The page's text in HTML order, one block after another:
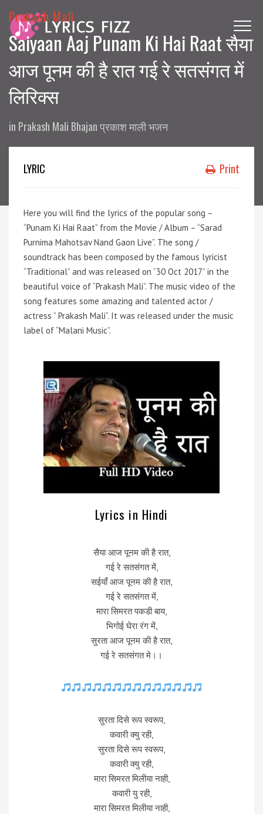
Prakash Mali
Saiyaan Aaj Punam Ki Hai Raat सैया
आज पूनम की है रात गई रे सतसंगत में
लिरिक्स
in Prakash Mali Bhajan प्रकाश माली भजन
LYRIC Print
Here you will find the lyrics of the popular song –
“Punam Ki Hai Raat” from the Movie / Album – “Sarad
Purnima Mahotsav Nand Gaon Live”. The song /
soundtrack has been composed by the famous lyricist
“Traditional” and was released on “30 Oct 2017” in the
beautiful voice of “Prakash Mali”. The music video of the
song features some amazing and talented actor /
actress ” Prakash Mali”. It was released under the music
label of “Malani Music”.
Lyrics in Hindi
सैया आज पूनम की है रात,
गई रे सतसंगत में,
सईयाँ आज पूनम की है रात,
गई रे सतसंगत में,
मारा सिमरत पकडी बाय,
भिगोई घेरा रंग में,
सुरता आज पूनम की है रात,
गई रे सतसंगत मे।।
सुरता दिसे रूप स्वरूप,
कवारी क्यु रही,
सुरता दिसे रूप स्वरूप,
कवारी क्यु रही,
मारा सिमरत मिलीया नाही,
कवारी यु रही,
मारा सिमरत मिलीया नाही,